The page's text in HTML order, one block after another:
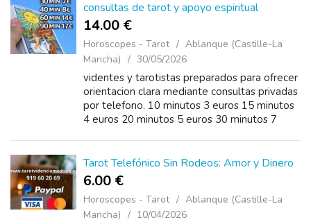
927770095
consultas de tarot y apoyo espiritual
14.00 €
Horoscopes - Tarot
Ablanque (Castille-La
Mancha)
30/05/2026
videntes y tarotistas preparados para ofrecer
orientacion clara mediante consultas privadas
por telefono. 10 minutos 3 euros 15 minutos
4 euros 20 minutos 5 euros 30 minutos 7
Tarot Telefónico Sin Rodeos: Amor y Dinero
6.00 €
Horoscopes - Tarot
Ablanque (Castille-La
Mancha)
10/04/2026